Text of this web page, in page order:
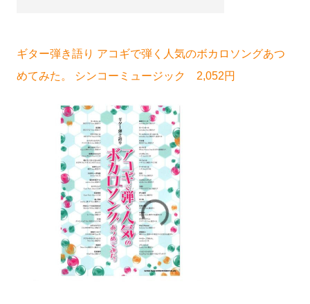
ギター弾き語り アコギで弾く人気のボカロソングあつ
めてみた。 シンコーミュージック 2,052円